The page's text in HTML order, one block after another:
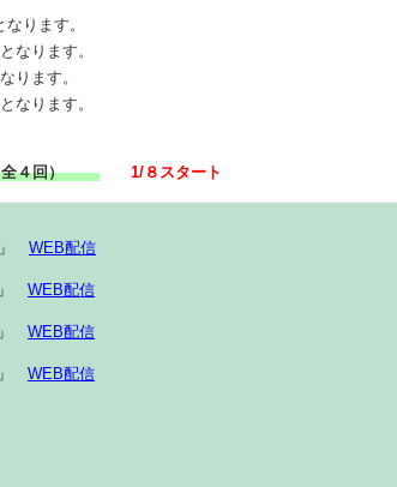
ります。
なります。
ります。
なります。
全４回） 1/８スタート
WEB配信
WEB配信
WEB配信
WEB配信